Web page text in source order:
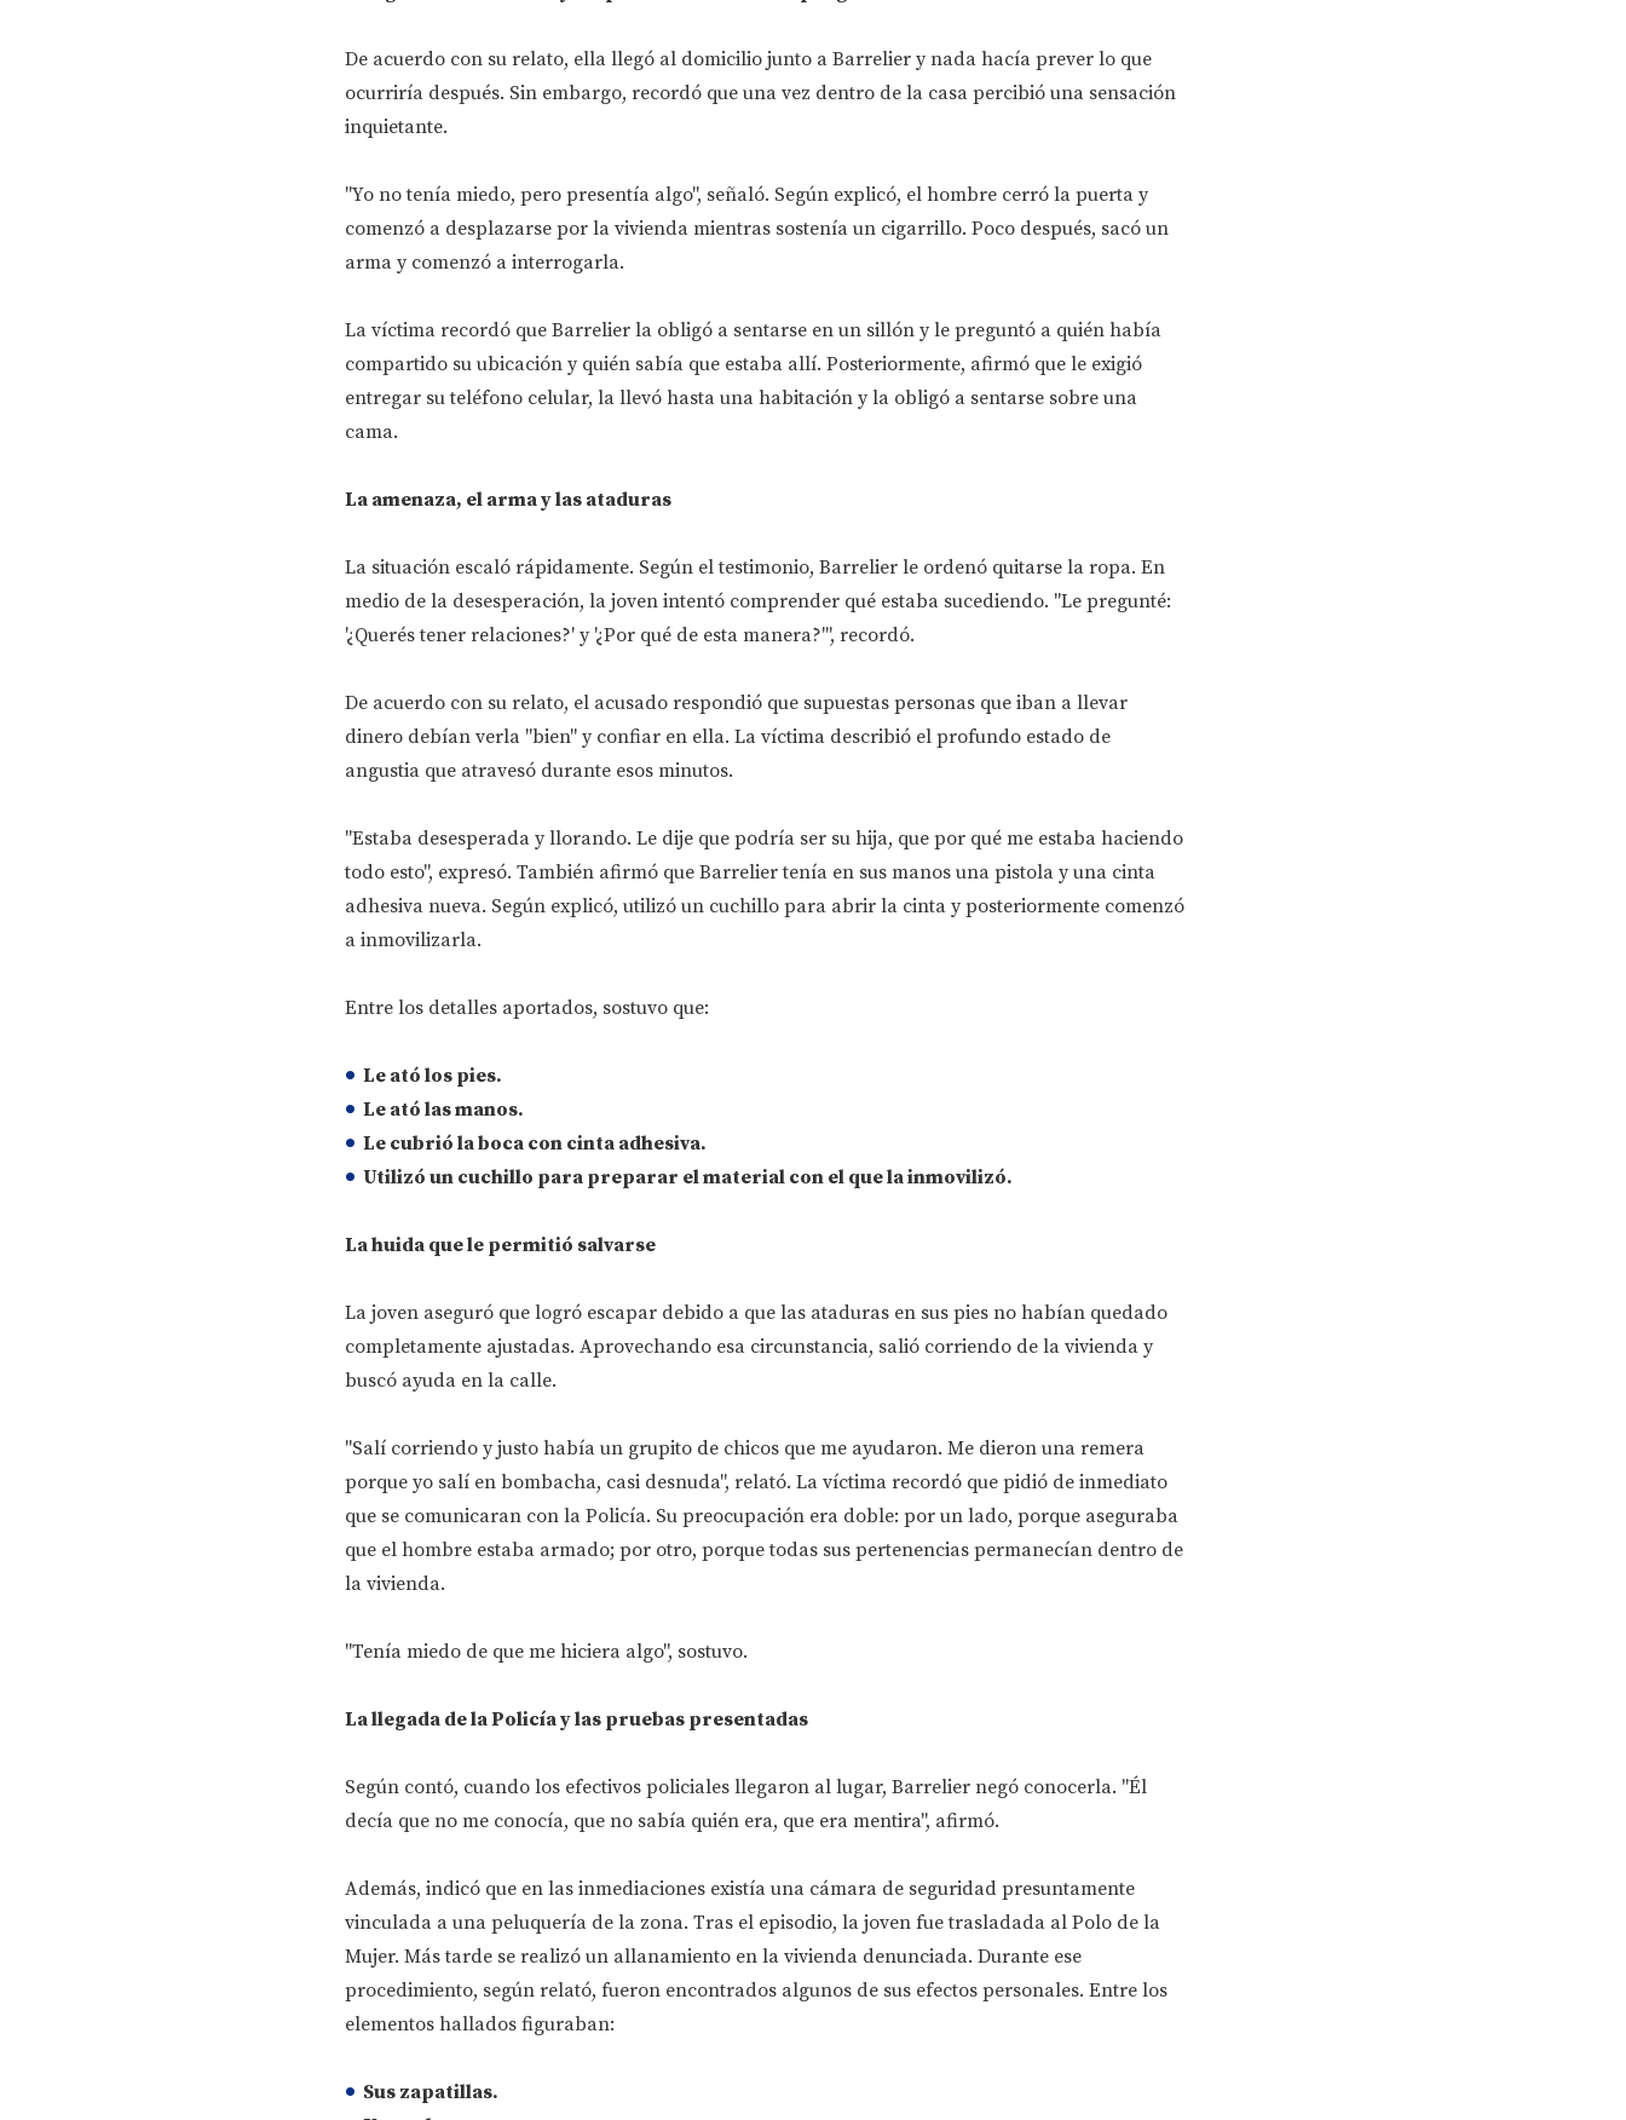
De acuerdo con su relato, ella llegó al domicilio junto a Barrelier y nada hacía prever lo que
ocurriría después. Sin embargo, recordó que una vez dentro de la casa percibió una sensación
inquietante.
"Yo no tenía miedo, pero presentía algo", señaló. Según explicó, el hombre cerró la puerta y
comenzó a desplazarse por la vivienda mientras sostenía un cigarrillo. Poco después, sacó un
arma y comenzó a interrogarla.
La víctima recordó que Barrelier la obligó a sentarse en un sillón y le preguntó a quién había
compartido su ubicación y quién sabía que estaba allí. Posteriormente, afirmó que le exigió
entregar su teléfono celular, la llevó hasta una habitación y la obligó a sentarse sobre una
cama.
La amenaza, el arma y las ataduras
La situación escaló rápidamente. Según el testimonio, Barrelier le ordenó quitarse la ropa. En
medio de la desesperación, la joven intentó comprender qué estaba sucediendo. "Le pregunté:
'¿Querés tener relaciones?' y '¿Por qué de esta manera?'", recordó.
De acuerdo con su relato, el acusado respondió que supuestas personas que iban a llevar
dinero debían verla "bien" y confiar en ella. La víctima describió el profundo estado de
angustia que atravesó durante esos minutos.
"Estaba desesperada y llorando. Le dije que podría ser su hija, que por qué me estaba haciendo
todo esto", expresó. También afirmó que Barrelier tenía en sus manos una pistola y una cinta
adhesiva nueva. Según explicó, utilizó un cuchillo para abrir la cinta y posteriormente comenzó
a inmovilizarla.
Entre los detalles aportados, sostuvo que:
Le ató los pies.
Le ató las manos.
Le cubrió la boca con cinta adhesiva.
Utilizó un cuchillo para preparar el material con el que la inmovilizó.
La huida que le permitió salvarse
La joven aseguró que logró escapar debido a que las ataduras en sus pies no habían quedado
completamente ajustadas. Aprovechando esa circunstancia, salió corriendo de la vivienda y
buscó ayuda en la calle.
"Salí corriendo y justo había un grupito de chicos que me ayudaron. Me dieron una remera
porque yo salí en bombacha, casi desnuda", relató. La víctima recordó que pidió de inmediato
que se comunicaran con la Policía. Su preocupación era doble: por un lado, porque aseguraba
que el hombre estaba armado; por otro, porque todas sus pertenencias permanecían dentro de
la vivienda.
"Tenía miedo de que me hiciera algo", sostuvo.
La llegada de la Policía y las pruebas presentadas
Según contó, cuando los efectivos policiales llegaron al lugar, Barrelier negó conocerla. "Él
decía que no me conocía, que no sabía quién era, que era mentira", afirmó.
Además, indicó que en las inmediaciones existía una cámara de seguridad presuntamente
vinculada a una peluquería de la zona. Tras el episodio, la joven fue trasladada al Polo de la
Mujer. Más tarde se realizó un allanamiento en la vivienda denunciada. Durante ese
procedimiento, según relató, fueron encontrados algunos de sus efectos personales. Entre los
elementos hallados figuraban:
Sus zapatillas.